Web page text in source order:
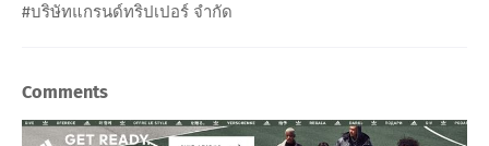
#บริษัทแกรนด์ทริปเปอร์ จำกัด
Comments